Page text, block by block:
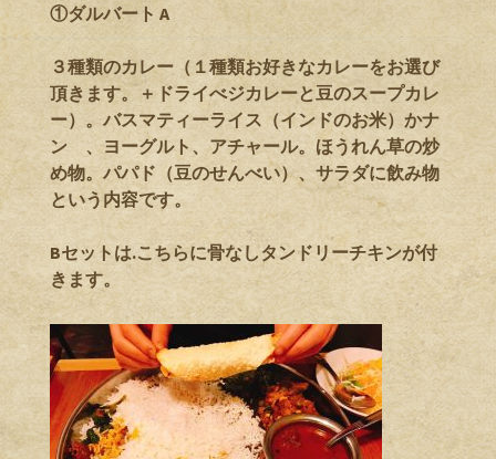
①ダルバート A
３種類のカレー（１種類お好きなカレーをお選び
頂きます。＋ドライべジカレーと豆のスープカレ
ー）。バスマティーライス（インドのお米）かナ
ン 、ヨーグルト、アチャール。ほうれん草の炒
め物。パパド（豆のせんべい）、サラダに飲み物
という内容です。
Bセットは.こちらに骨なしタンドリーチキンが付
きます。